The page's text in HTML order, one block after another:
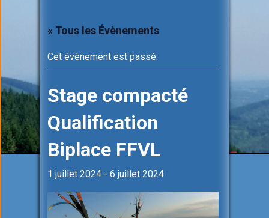
« Tous les Évènements
Cet évènement est passé.
Stage compacté
Qualification
Biplace FFVL
1 juillet 2024 - 6 juillet 2024